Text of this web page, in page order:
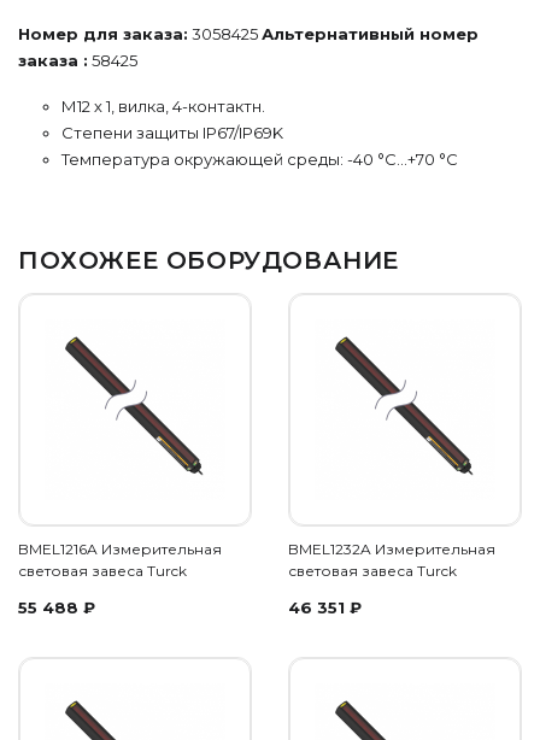
Номер для заказа: 3058425Альтернативный номер
заказа : 58425
М12 х 1, вилка, 4-контактн.
Степени защиты IP67/IP69K
Температура окружающей среды: -40 °C…+70 °C
ПОХОЖЕЕ ОБОРУДОВАНИЕ
BMEL1216A Измерительная
световая завеса Turck
55 488 ₽
BMEL1232A Измерительная
световая завеса Turck
46 351 ₽